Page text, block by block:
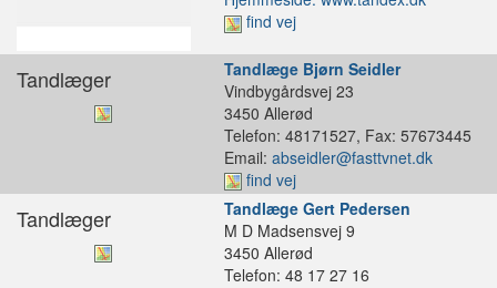
find vej
Tandlæger
Tandlæge Bjørn Seidler
Vindbygårdsvej 23
3450 Allerød
Telefon: 48171527, Fax: 57673445
Email: abseidler@fasttvnet.dk
find vej
Tandlæger
Tandlæge Gert Pedersen
M D Madsensvej 9
3450 Allerød
Telefon: 48 17 27 16